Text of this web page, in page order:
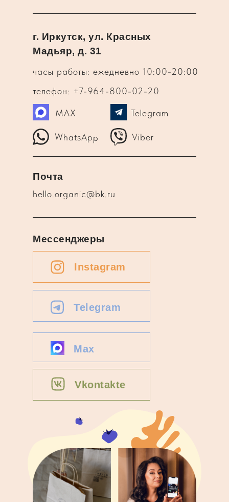
часы работы: ежедневно 10:00-20:00
г. Иркутск, ул. Красных
Мадьяр, д. 31
телефон: +7-964-800-02-20
WhatsApp Viber
Telegram
MAX
hello.organic@bk.ru
Почта
Instagram
Telegram
Max
Vkontakte
Мессенджеры